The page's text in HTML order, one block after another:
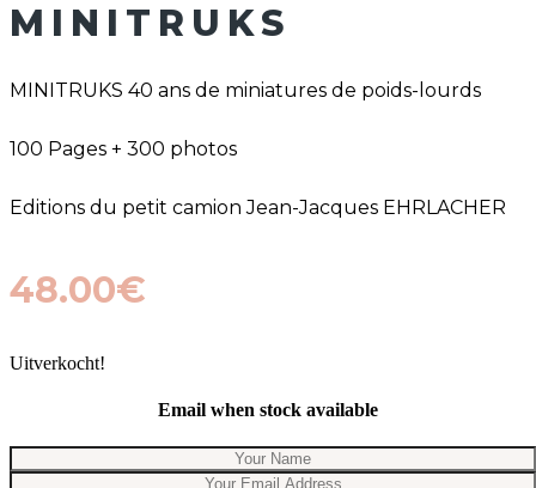
MINITRUKS
MINITRUKS 40 ans de miniatures de poids-lourds
100 Pages + 300 photos
Editions du petit camion Jean-Jacques EHRLACHER
48.00€
Uitverkocht!
Email when stock available